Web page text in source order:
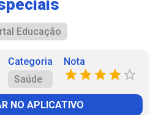
Educação
Categoria
Saúde
Nota
NO APLICATIVO